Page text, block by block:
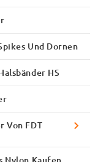
Und Dornen
HS
Von FDT
Nylon Kaufen